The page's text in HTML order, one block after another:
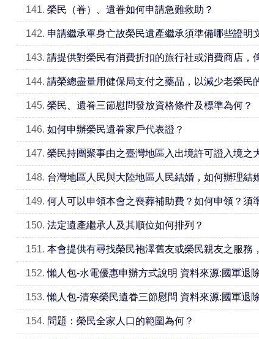
141. 榮民（眷）、遺眷如何申請急難救助？
142. 申請繼承單身亡故榮民遺產繼承須準備哪些證明
143. 請提供對榮民有消費折扣的旅行社或消費商店，
144. 請榮總盡量用健保局支付之藥品，以減少老榮民
145. 榮民、遺眷三節慰問發放資格條件及標準為何？
146. 如何申辦榮民遺眷家戶代表證？
147. 榮民持團聚事由之臺灣地區入出境許可證入境之
148. 台灣地區人民與大陸地區人民結婚，如何辦理結
149. 何人可以申領本會之喪葬補助費？如何申領？須
150. 法定遺產繼承人及其順位如何排列？
151. 本會提供有尋找榮民袍澤舊友或榮民親友之服務
152.懶人包-水電優惠申辦方式說明 資料來源:國軍退
153.懶人包-清寒榮民遺眷三節慰問 資料來源:國軍退
154. 問題：榮民全家人口的範圍為何？